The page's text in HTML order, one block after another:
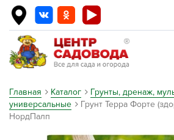
Главная Каталог Грунты, дренаж,
универсальные
Грунт Терра Форте
НордПалп